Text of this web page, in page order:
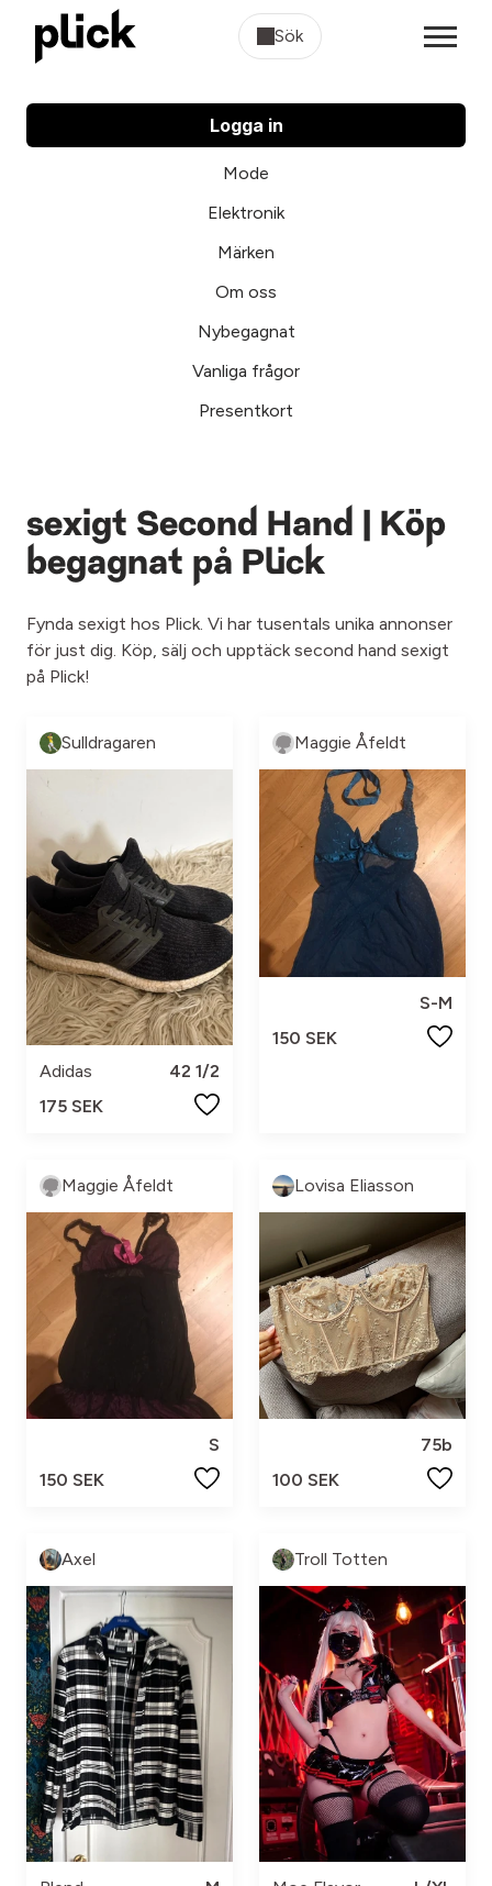
Sök
Logga in
Mode
Elektronik
Märken
Om oss
Nybegagnat
Vanliga frågor
Presentkort
sexigt Second Hand | Köp
begagnat på Plick
Fynda sexigt hos Plick. Vi har tusentals unika annonser
för just dig. Köp, sälj och upptäck second hand sexigt
på Plick!
Sulldragaren
Adidas
42 1/2
175 SEK
Maggie Åfeldt
S-M
150 SEK
Maggie Åfeldt
S
150 SEK
Lovisa Eliasson
75b
100 SEK
Axel Troll Totten